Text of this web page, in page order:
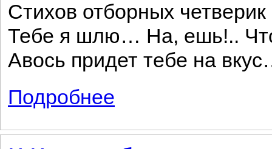
Стихов отборных четверик
Тебе я шлю… На, ешь!..
Авось придет тебе на
Подробнее